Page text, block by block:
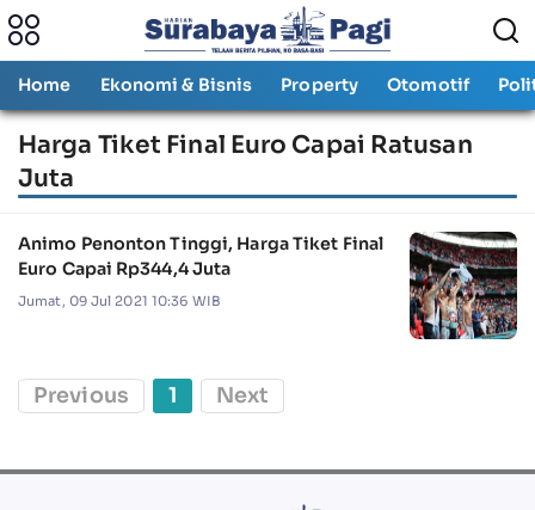
Home Ekonomi & Bisnis Property Otomotif
Harga Tiket Final Euro Capai Ratusan
Juta
Animo Penonton Tinggi, Harga Tiket Final
Euro Capai Rp344,4 Juta
Jumat, 09 Jul 2021 10:36 WIB
Previous 1 Next